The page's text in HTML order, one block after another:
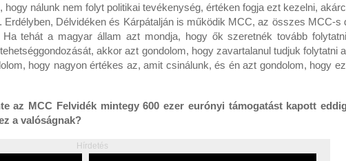
hogy nálunk nem folyt politikai tevékenység, értéken fogja ezt kezelni,
Délvidéken és Kárpátalján is működik MCC, az összes MCC-s
tehát a magyar állam azt mondja, hogy ők szeretnék tovább
akkor azt gondolom, hogy zavartalanul tudjuk folytatni
hogy nagyon értékes az, amit csinálunk, és én azt gondolom, hogy
az MCC Felvidék mintegy 600 ezer eurónyi támogatást kapott
a valóságnak?
Hírdetés